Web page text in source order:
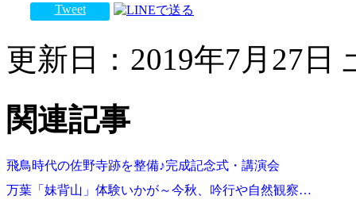
Tweet
更新日：2019年7月27日
関連記事
飛鳥時代の佐野寺跡を整備♪完成記念式・講演会
万葉「妹背山」体験いかが～今秋、吟行や自然観察…